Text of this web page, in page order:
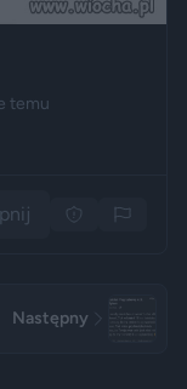
temu
Następny